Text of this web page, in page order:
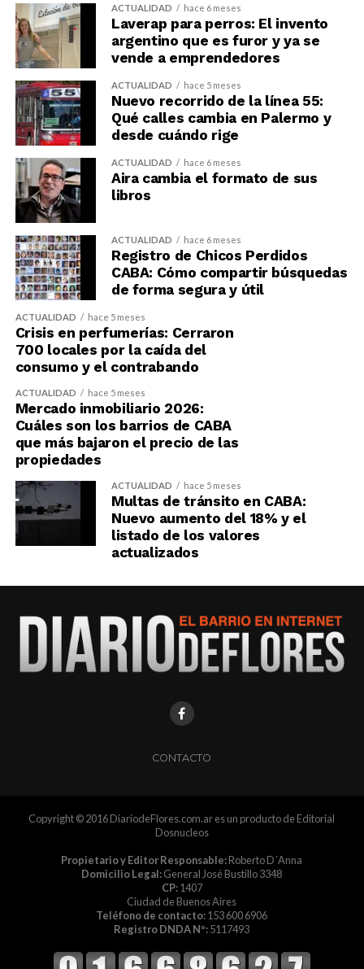
ACTUALIDAD hace 6 meses
Laverap para perros: El invento
argentino que es furor y ya se
vende a emprendedores
ACTUALIDAD hace 5 meses
Nuevo recorrido de la línea 55:
Qué calles cambia en Palermo y
desde cuándo rige
ACTUALIDAD hace 6 meses
Aira cambia el formato de sus
libros
ACTUALIDAD hace 6 meses
Registro de Chicos Perdidos
CABA: Cómo compartir búsquedas
de forma segura y útil
ACTUALIDAD hace 5 meses
Crisis en perfumerías: Cerraron
700 locales por la caída del
consumo y el contrabando
ACTUALIDAD hace 5 meses
Mercado inmobiliario 2026:
Cuáles son los barrios de CABA
que más bajaron el precio de las
propiedades
ACTUALIDAD hace 5 meses
Multas de tránsito en CABA:
Nuevo aumento del 18% y el
listado de los valores
actualizados
CONTACTO
Copyright © 2016 DiariodeFlores.com.ar es un producto de Editorial
Dosnucleos
Propietario y Editor Responsable:Roberto D´Anna
Domicilio Legal:General José Bustillo 3348
CP:1407
Ciudad de Buenos Aires
Teléfono de contacto:153 600 6906
Registro DNDA Nº:5117493